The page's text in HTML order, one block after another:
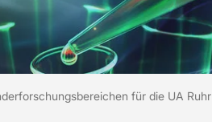
für die UA Ruhr